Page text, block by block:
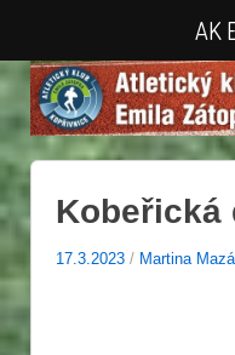
Kobeřická
17.3.2023 / Martina
AK